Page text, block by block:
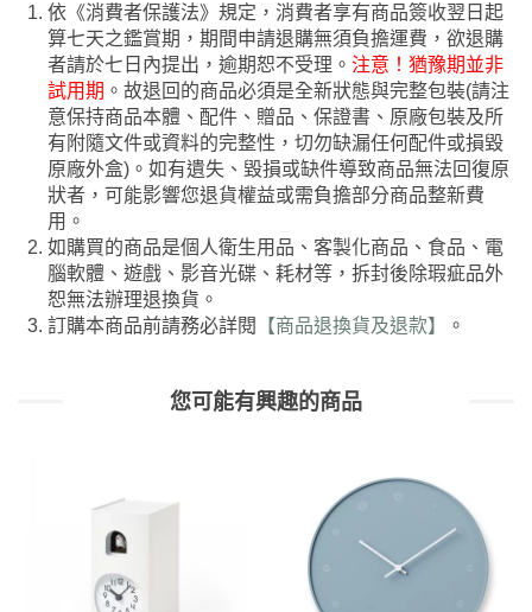
依《消費者保護法》規定，消費者享有商品簽收翌日起
算七天之鑑賞期，期間申請退購無須負擔運費，欲退購
者請於七日內提出，逾期恕不受理。 注意！猶豫期並非
試用期 。故退回的商品必須是全新狀態與完整包裝(請注
意保持商品本體、配件、贈品、保證書、原廠包裝及所
有附隨文件或資料的完整性，切勿缺漏任何配件或損毀
原廠外盒)。如有遺失、毀損或缺件導致商品無法回復原
狀者，可能影響您退貨權益或需負擔部分商品整新費
用。
如購買的商品是個人衛生用品、客製化商品、食品、電
腦軟體、遊戲、影音光碟、耗材等，拆封後除瑕疵品外
恕無法辦理退換貨。
訂購本商品前請務必詳閱
【商品退換貨及退款】 。
您可能有興趣的商品